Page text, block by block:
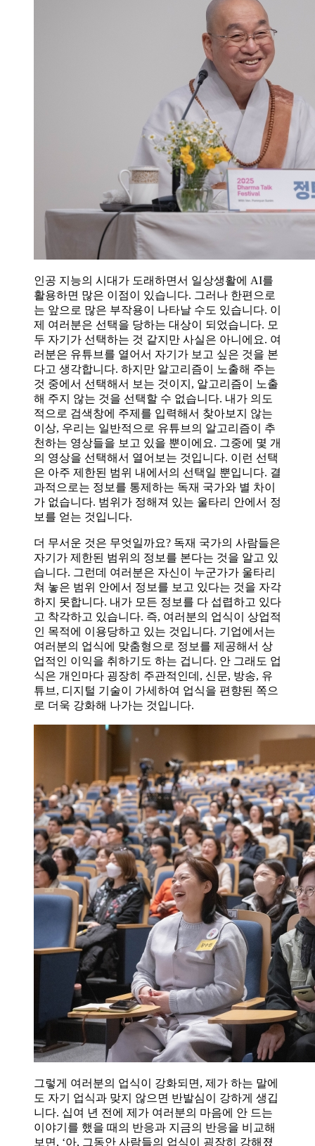
인공 지능의 시대가 도래하면서 일상생활에 AI를
활용하면 많은 이점이 있습니다. 그러나 한편으로
는 앞으로 많은 부작용이 나타날 수도 있습니다. 이
제 여러분은 선택을 당하는 대상이 되었습니다. 모
두 자기가 선택하는 것 같지만 사실은 아니에요. 여
러분은 유튜브를 열어서 자기가 보고 싶은 것을 본
다고 생각합니다. 하지만 알고리즘이 노출해 주는
것 중에서 선택해서 보는 것이지, 알고리즘이 노출
해 주지 않는 것을 선택할 수 없습니다. 내가 의도
적으로 검색창에 주제를 입력해서 찾아보지 않는
이상, 우리는 일반적으로 유튜브의 알고리즘이 추
천하는 영상들을 보고 있을 뿐이에요. 그중에 몇 개
의 영상을 선택해서 열어보는 것입니다. 이런 선택
은 아주 제한된 범위 내에서의 선택일 뿐입니다. 결
과적으로는 정보를 통제하는 독재 국가와 별 차이
가 없습니다. 범위가 정해져 있는 울타리 안에서 정
보를 얻는 것입니다.
더 무서운 것은 무엇일까요? 독재 국가의 사람들은
자기가 제한된 범위의 정보를 본다는 것을 알고 있
습니다. 그런데 여러분은 자신이 누군가가 울타리
쳐 놓은 범위 안에서 정보를 보고 있다는 것을 자각
하지 못합니다. 내가 모든 정보를 다 섭렵하고 있다
고 착각하고 있습니다. 즉, 여러분의 업식이 상업적
인 목적에 이용당하고 있는 것입니다. 기업에서는
여러분의 업식에 맞춤형으로 정보를 제공해서 상
업적인 이익을 취하기도 하는 겁니다. 안 그래도 업
식은 개인마다 굉장히 주관적인데, 신문, 방송, 유
튜브, 디지털 기술이 가세하여 업식을 편향된 쪽으
로 더욱 강화해 나가는 것입니다.
그렇게 여러분의 업식이 강화되면, 제가 하는 말에
도 자기 업식과 맞지 않으면 반발심이 강하게 생깁
니다. 십여 년 전에 제가 여러분의 마음에 안 드는
이야기를 했을 때의 반응과 지금의 반응을 비교해
보면, ‘아, 그동안 사람들의 업식이 굉장히 강해졌